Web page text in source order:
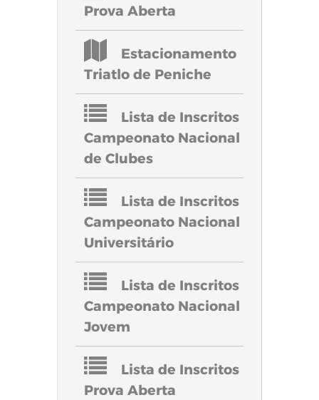
Prova Aberta
Estacionamento
Triatlo de Peniche
Lista de Inscritos
Campeonato Nacional
de Clubes
Lista de Inscritos
Campeonato Nacional
Universitário
Lista de Inscritos
Campeonato Nacional
Jovem
Lista de Inscritos
Prova Aberta